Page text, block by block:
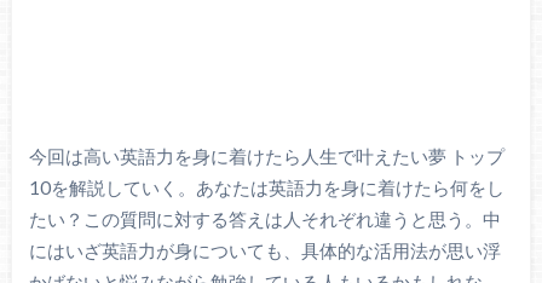
今回は高い英語力を身に着けたら人生で叶えたい夢 トップ
10を解説していく。あなたは英語力を身に着けたら何をし
たい？この質問に対する答えは人それぞれ違うと思う。中
にはいざ英語力が身についても、具体的な活用法が思い浮